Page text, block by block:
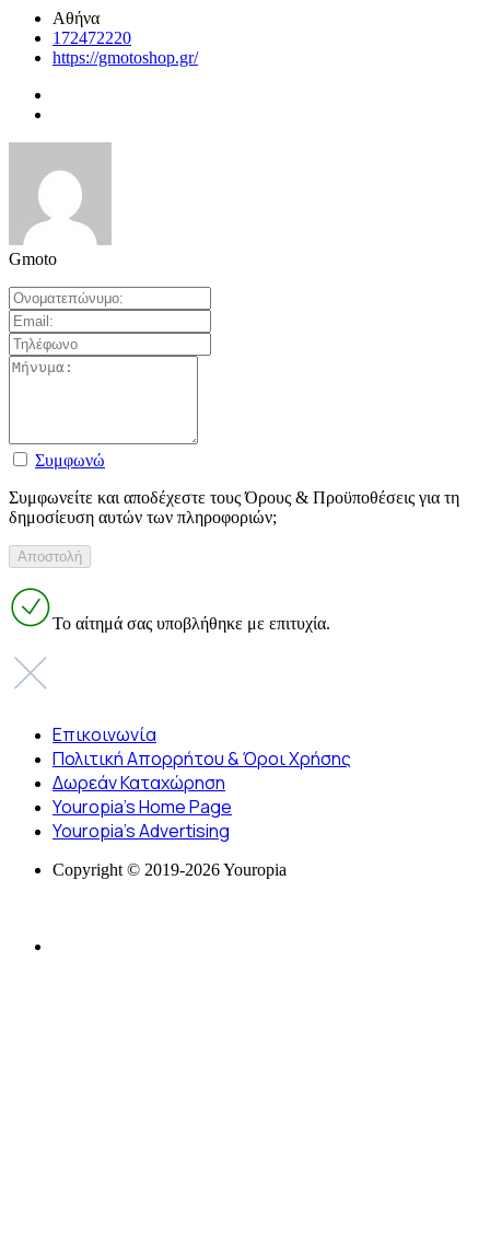
Αθήνα
172472220
https://gmotoshop.gr/
Gmoto
Συμφωνώ
Συμφωνείτε και αποδέχεστε τους Όρους & Προϋποθέσεις για τη
δημοσίευση αυτών των πληροφοριών;
Το αίτημά σας υποβλήθηκε με επιτυχία.
Επικοινωνία
Πολιτική Απορρήτου & Όροι Χρήσης
Δωρεάν Καταχώρηση
Youropia’s Home Page
Youropia’s Advertising
Copyright © 2019-2026 Youropia